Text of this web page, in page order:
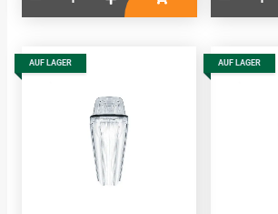
AUF LAGER AUF LAGER